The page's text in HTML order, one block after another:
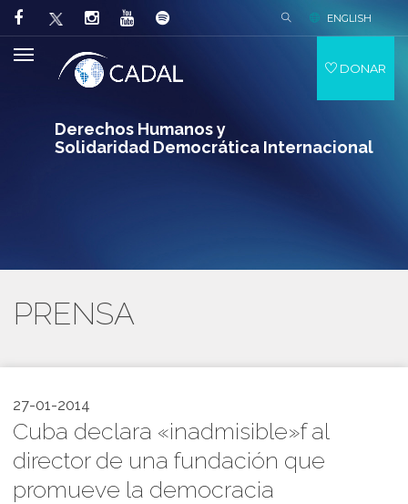
Derechos Humanos y
Solidaridad Democrática Internacional
ENGLISH
DONAR
PRENSA
27-01-2014
Cuba declara «inadmisible»f al
director de una fundación que
promueve la democracia